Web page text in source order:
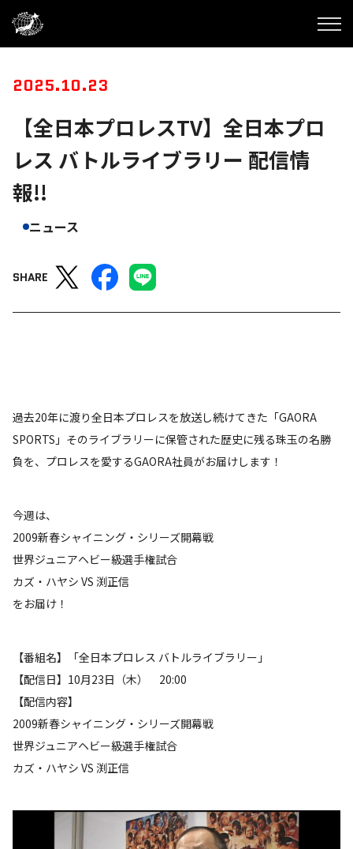
2025.10.23
【全日本プロレスTV】全日本プロ
レス バトルライブラリー 配信情
報!!
ニュース
SHARE
過去20年に渡り全日本プロレスを放送し続けてきた「GAORA
SPORTS」そのライブラリーに保管された歴史に残る珠玉の名勝
負を、プロレスを愛するGAORA社員がお届けします！
今週は、
2009新春シャイニング・シリーズ開幕戦
世界ジュニアヘビー級選手権試合
カズ・ハヤシ VS 渕正信
をお届け！
【番組名】「全日本プロレス バトルライブラリー」
【配信日】10月23日（木） 20:00
【配信内容】
2009新春シャイニング・シリーズ開幕戦
世界ジュニアヘビー級選手権試合
カズ・ハヤシ VS 渕正信